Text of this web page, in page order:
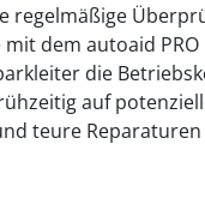
regelmäßige
dem autoaid
die
auf
teure